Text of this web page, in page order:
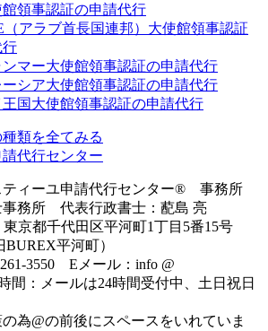
領事認証の申請代行
アラブ首長国連邦）大使館領事認証
行
マー大使館領事認証の申請代行
シア大使館領事認証の申請代行
国大使館領事認証の申請代行
類を全てみる
ティーユ申請代行センター® 事務所
事務所 代表行政書士：蓜島 亮
東京都千代田区平河町1丁目5番15号
平河町）
3550 Eメール：info @
間：メールは24時間受付中、土日祝日
為@の前後にスペースをいれていま